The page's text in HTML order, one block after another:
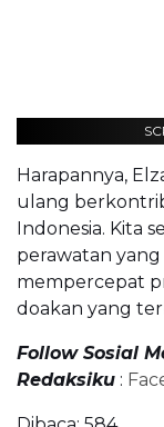
Harapannya,
ulang
Indonesia. Kita
perawatan
mempercepat
doakan yang
Follow Sosial
Redaksiku :